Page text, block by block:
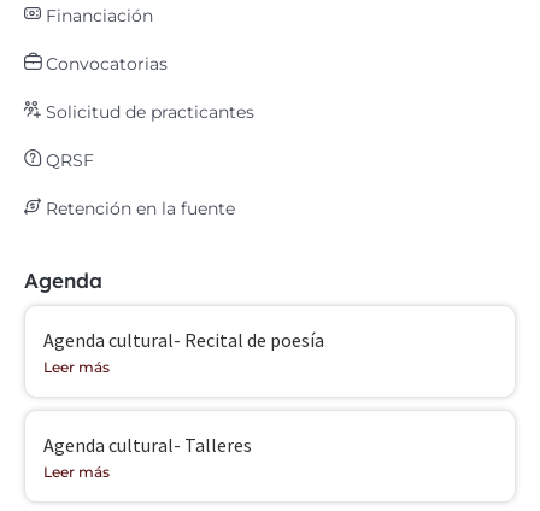
Financiación
Convocatorias
Solicitud de practicantes
QRSF
Retención en la fuente
Agenda
Agenda cultural- Recital de poesía
Leer más
Agenda cultural- Talleres
Leer más